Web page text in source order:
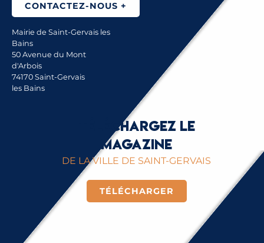
CONTACTEZ-NOUS +
Mairie de Saint-Gervais les
Bains
50 Avenue du Mont
d'Arbois
74170 Saint-Gervais
les Bains
Téléchargez le
magazine
DE LA VILLE DE SAINT-GERVAIS
TÉLÉCHARGER